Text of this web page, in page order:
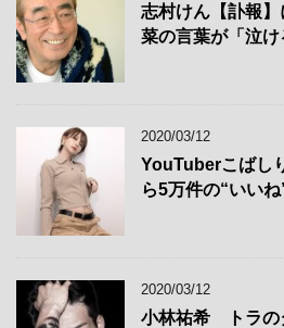
志村けん【訃報
菜の言葉が「泣け
2020/03/12
YouTuberこばし
ら5万件の“いい
2020/03/12
小林祐希 トラの